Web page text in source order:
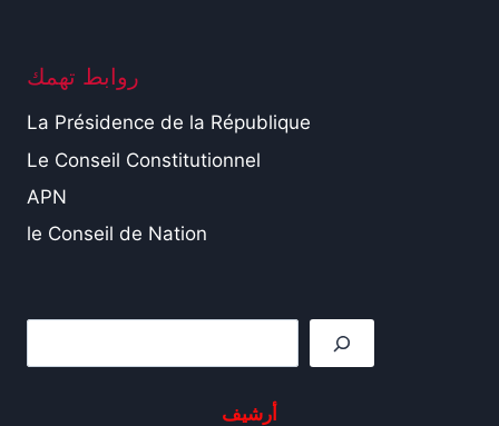
روابط تهمك
La Présidence de la République
Le Conseil Constitutionnel
APN
le Conseil de Nation
أرشيف